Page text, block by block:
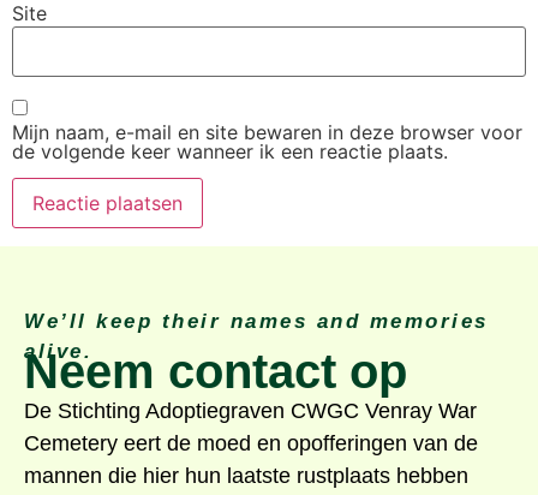
Site
Mijn naam, e-mail en site bewaren in deze browser voor
de volgende keer wanneer ik een reactie plaats.
We’ll keep their names and memories
alive.
Neem contact op
De Stichting Adoptiegraven CWGC Venray War
Cemetery eert de moed en opofferingen van de
mannen die hier hun laatste rustplaats hebben